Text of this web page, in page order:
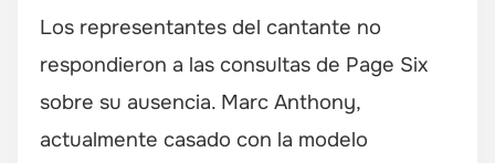
Los representantes del cantante no
respondieron a las consultas de Page Six
sobre su ausencia. Marc Anthony,
actualmente casado con la modelo